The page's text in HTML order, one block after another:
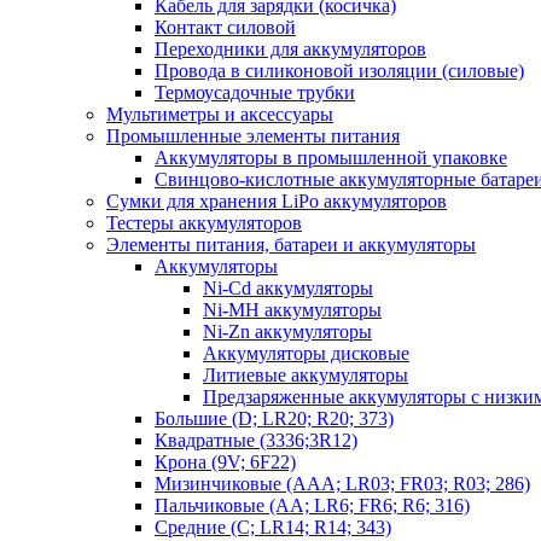
Кабель для зарядки (косичка)
Контакт силовой
Переходники для аккумуляторов
Провода в силиконовой изоляции (силовые)
Термоусадочные трубки
Мультиметры и аксессуары
Промышленные элементы питания
Аккумуляторы в промышленной упаковке
Свинцово-кислотные аккумуляторные
Сумки для хранения LiPo аккумуляторов
Тестеры аккумуляторов
Элементы питания, батареи и аккумуляторы
Аккумуляторы
Ni-Cd аккумуляторы
Ni-MH аккумуляторы
Ni-Zn аккумуляторы
Аккумуляторы дисковые
Литиевые аккумуляторы
Предзаряженные аккумуляторы с
Большие (D; LR20; R20; 373)
Квадратные (3336;3R12)
Крона (9V; 6F22)
Мизинчиковые (AAA; LR03; FR03; R03; 286)
Пальчиковые (AA; LR6; FR6; R6; 316)
Средние (C; LR14; R14; 343)